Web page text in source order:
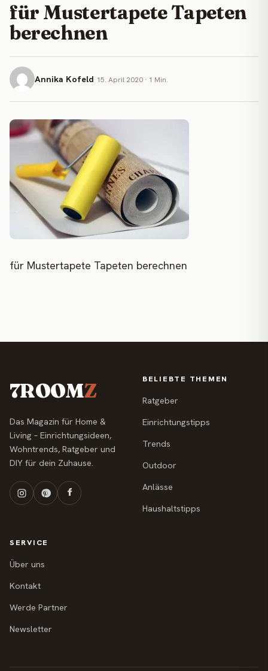
für Mustertapete Tapeten
berechnen
Annika Kofeld 15. April 2020 · 1 Min.
für Mustertapete Tapeten berechnen
7ROOMZ
Das Magazin für Home &
Living – Einrichtungsideen,
Wohntrends, Ratgeber und
DIY für dein Zuhause.
BELIEBTE THEMEN
Ratgeber
Einrichtungstipps
Trends
Outdoor
Anlässe
Haushaltstipps
SERVICE
Über uns
Kontakt
Werde Partner
Newsletter